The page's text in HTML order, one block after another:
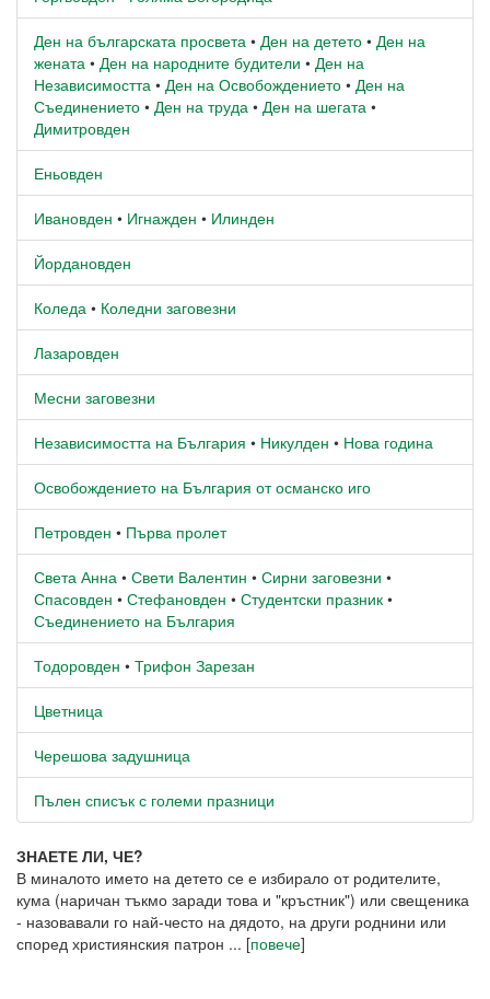
Ден на българската просвета • Ден на детето • Ден на
жената • Ден на народните будители • Ден на
Независимостта • Ден на Освобождението • Ден на
Съединението • Ден на труда • Ден на шегата •
Димитровден
Еньовден
Ивановден • Игнажден • Илинден
Йордановден
Коледа • Коледни заговезни
Лазаровден
Месни заговезни
Независимостта на България • Никулден • Нова година
Освобождението на България от османско иго
Петровден • Първа пролет
Света Анна • Свети Валентин • Сирни заговезни •
Спасовден • Стефановден • Студентски празник •
Съединението на България
Тодоровден • Трифон Зарезан
Цветница
Черешова задушница
Пълен списък с големи празници
ЗНАЕТЕ ЛИ, ЧЕ?
В миналото името на детето се е избирало от родителите,
кума (наричан тъкмо заради това и "кръстник") или свещеника
- назовавали го най-често на дядото, на други роднини или
според християнския патрон ... [повече]